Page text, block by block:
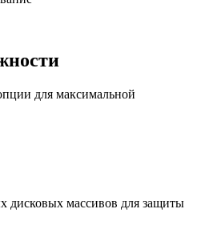
для максимальной
дисковых массивов для защиты